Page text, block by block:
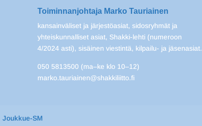
Toiminnanjohtaja Marko Tauriainen
kansainväliset ja järjestöasiat, sidosryhmät ja
yhteiskunnalliset asiat, Shakki-lehti (numeroon
4/2024 asti), sisäinen viestintä, kilpailu- ja jäsenasiat.
050 5813500 (ma–ke klo 10–12)
marko.tauriainen@shakkiliitto.fi
Joukkue-SM